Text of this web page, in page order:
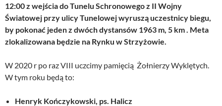
12:00 z wejścia do Tunelu Schronowego z II Wojny
Światowej przy ulicy Tunelowej wyruszą uczestnicy biegu,
by pokonać jeden z dwóch dystansów 1963 m, 5 km . Meta
zlokalizowana będzie na Rynku w Strzyżowie.
W 2020 r po raz VIII uczcimy pamięcią Żołnierzy Wyklętych.
W tym roku będą to:
Henryk Kończykowski, ps. Halicz